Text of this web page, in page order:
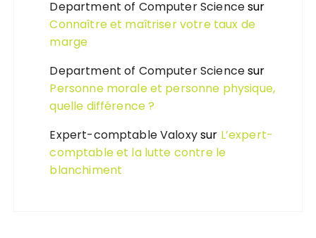
Department of Computer Sciencesur
Connaître et maîtriser votre taux de
marge
Department of Computer Sciencesur
Personne morale et personne physique,
quelle différence ?
Expert-comptable Valoxysur L’expert-
comptable et la lutte contre le
blanchiment